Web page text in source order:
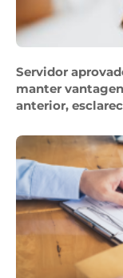
Servidor
manter
anterior,